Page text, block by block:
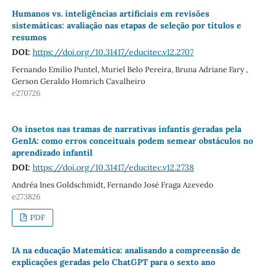
Humanos vs. inteligências artificiais em revisões
sistemáticas: avaliação nas etapas de seleção por títulos e
resumos
DOI: https://doi.org/10.31417/educitec.v12.2707
Fernando Emilio Puntel, Muriel Belo Pereira, Bruna Adriane Fary ,
Gerson Geraldo Homrich Cavalheiro
e270726
Os insetos nas tramas de narrativas infantis geradas pela
GenIA: como erros conceituais podem semear obstáculos no
aprendizado infantil
DOI: https://doi.org/10.31417/educitec.v12.2738
Andréa Ines Goldschmidt, Fernando José Fraga Azevedo
e273826
PDF
IA na educação Matemática: analisando a compreensão de
explicações geradas pelo ChatGPT para o sexto ano